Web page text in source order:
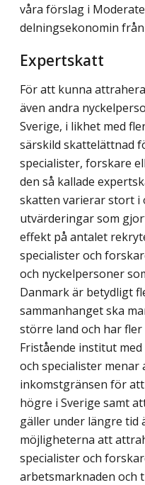
våra förslag i
delningsekonomin
Expertskatt
För att kunna
även andra
Sverige, i likhet med
särskild skattelättnad
specialister, forskare
den så kallade
skatten varierar stort i
utvärderingar som
effekt på antalet
specialister och
och nyckelpersoner
Danmark är betydligt
sammanhanget ska
större land och har
Fristående institut
och specialister
inkomstgränsen för
högre i Sverige samt
gäller under längre tid
möjligheterna att
specialister och
arbetsmarknaden och